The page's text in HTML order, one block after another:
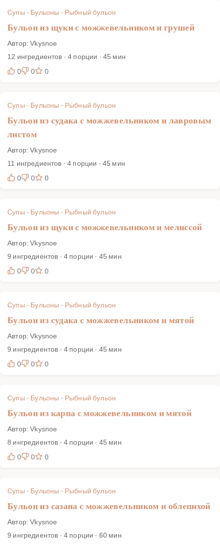
Супы · Бульоны · Рыбный бульон
Бульон из щуки с можжевельником и грушей
Автор: Vkysnoe
12 ингредиентов · 4 порции · 45 мин
0
0 0
Супы · Бульоны · Рыбный бульон
Бульон из судака с можжевельником и лавровым
листом
Автор: Vkysnoe
11 ингредиентов · 4 порции · 45 мин
0
0 0
Супы · Бульоны · Рыбный бульон
Бульон из щуки с можжевельником и мелиссой
Автор: Vkysnoe
9 ингредиентов · 4 порции · 45 мин
0
0 0
Супы · Бульоны · Рыбный бульон
Бульон из судака с можжевельником и мятой
Автор: Vkysnoe
9 ингредиентов · 4 порции · 45 мин
0
0 0
Супы · Бульоны · Рыбный бульон
Бульон из карпа с можжевельником и мятой
Автор: Vkysnoe
8 ингредиентов · 4 порции · 45 мин
0
0 0
Супы · Бульоны · Рыбный бульон
Бульон из сазана с можжевельником и облепихой
Автор: Vkysnoe
9 ингредиентов · 4 порции · 60 мин